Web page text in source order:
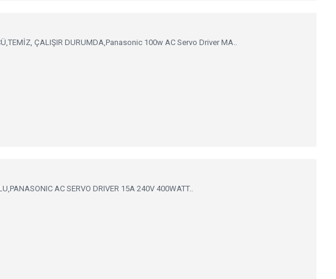
ÇALIŞIR DURUMDA,Panasonic 100w AC Servo Driver MA..
AC SERVO DRIVER 15A 240V 400WATT..